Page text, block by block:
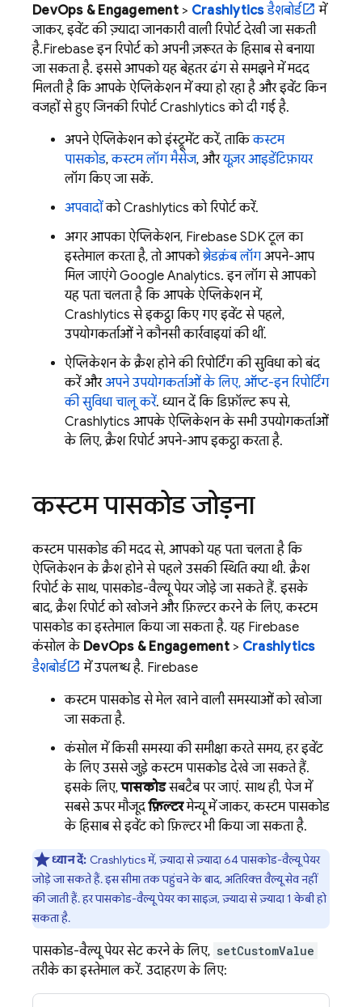
DevOps & Engagement> Crashlyticsडैशबोर्ड
में
जाकर, इवेंट की ज़्यादा जानकारी वाली रिपोर्ट देखी जा सकती
है.Firebaseइन रिपोर्ट को अपनी ज़रूरत के हिसाब से बनाया
जा सकता है. इससे आपको यह बेहतर ढंग से समझने में मदद
मिलती है कि आपके ऐप्लिकेशन में क्या हो रहा है और इवेंट किन
वजहों से हुए जिनकी रिपोर्टCrashlytics को दी गई है.
अपने ऐप्लिकेशन को इंस्ट्रूमेंट करें, ताकिकस्टम
पासकोड,कस्टम लॉग मैसेज, औरयूज़र आइडेंटिफ़ायर
लॉग किए जा सकें.
अपवादोंकोCrashlytics को रिपोर्ट करें.
अगर आपका ऐप्लिकेशन, Firebase SDK टूल का
इस्तेमाल करता है, तो आपकोब्रेडक्रंब लॉगअपने-आप
मिल जाएंगेGoogle Analytics. इन लॉग से आपको
यह पता चलता है कि आपके ऐप्लिकेशन में,
Crashlytics से इकट्ठा किए गए इवेंट से पहले,
उपयोगकर्ताओं ने कौनसी कार्रवाइयां की थीं.
ऐप्लिकेशन के क्रैश होने की रिपोर्टिंग की सुविधा को बंद
करें औरअपने उपयोगकर्ताओं के लिए, ऑप्ट-इन रिपोर्टिंग
की सुविधा चालू करें. ध्यान दें कि डिफ़ॉल्ट रूप से,
Crashlytics आपके ऐप्लिकेशन के सभी उपयोगकर्ताओं
के लिए, क्रैश रिपोर्ट अपने-आप इकट्ठा करता है.
कस्टम पासकोड जोड़ना
कस्टम पासकोड की मदद से, आपको यह पता चलता है कि
ऐप्लिकेशन के क्रैश होने से पहले उसकी स्थिति क्या थी. क्रैश
रिपोर्ट के साथ, पासकोड-वैल्यू पेयर जोड़े जा सकते हैं. इसके
बाद, क्रैश रिपोर्ट को खोजने और फ़िल्टर करने के लिए, कस्टम
पासकोड का इस्तेमाल किया जा सकता है. यह Firebase
कंसोल के DevOps & Engagement> Crashlytics
डैशबोर्ड
में उपलब्ध है. Firebase
कस्टम पासकोड से मेल खाने वाली समस्याओं को खोजा
जा सकता है.
कंसोल में किसी समस्या की समीक्षा करते समय, हर इवेंट
के लिए उससे जुड़े कस्टम पासकोड देखे जा सकते हैं.
इसके लिए,पासकोडसबटैब पर जाएं. साथ ही, पेज में
सबसे ऊपर मौजूदफ़िल्टरमेन्यू में जाकर, कस्टम पासकोड
के हिसाब से इवेंट को फ़िल्टर भी किया जा सकता है.
ध्यान दें: Crashlyticsमें, ज़्यादा से ज़्यादा 64 पासकोड-वैल्यू पेयर
जोड़े जा सकते हैं. इस सीमा तक पहुंचने के बाद, अतिरिक्त वैल्यू सेव नहीं
की जाती हैं. हर पासकोड-वैल्यू पेयर का साइज़, ज़्यादा से ज़्यादा 1 केबी हो
सकता है.
पासकोड-वैल्यू पेयर सेट करने के लिए, setCustomValue
तरीके का इस्तेमाल करें. उदाहरण के लिए: